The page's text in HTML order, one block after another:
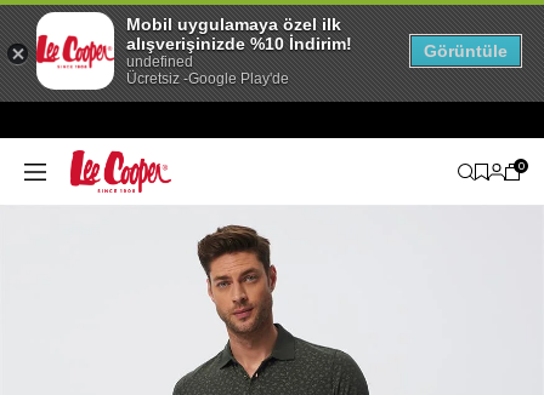
0
Mobil uygulamaya özel ilk
alışverişinizde %10 İndirim!
undefined
Ücretsiz -Google Play'de
Görüntüle